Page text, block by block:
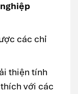
các chỉ
thiện tính
với các